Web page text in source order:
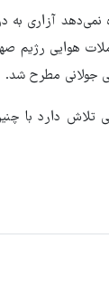
آزاری
هوایی رژیم
جولانی مطرح شد.
دارد با